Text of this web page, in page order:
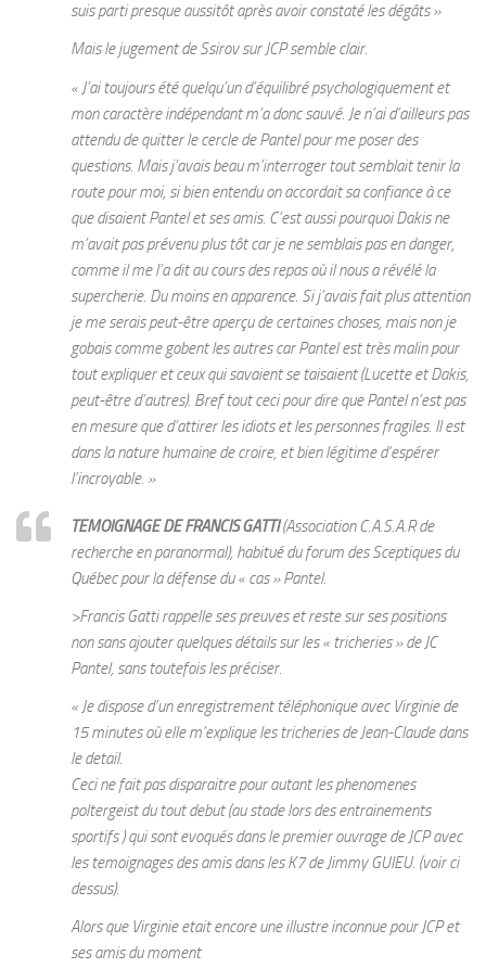
suis parti presque aussitôt après avoir constaté les dégâts »
Mais le jugement de Ssirov sur JCP semble clair.
« J’ai toujours été quelqu’un d’équilibré psychologiquement et
mon caractère indépendant m’a donc sauvé. Je n’ai d’ailleurs pas
attendu de quitter le cercle de Pantel pour me poser des
questions. Mais j’avais beau m’interroger tout semblait tenir la
route pour moi, si bien entendu on accordait sa confiance à ce
que disaient Pantel et ses amis. C’est aussi pourquoi Dakis ne
m’avait pas prévenu plus tôt car je ne semblais pas en danger,
comme il me l’a dit au cours des repas où il nous a révélé la
supercherie. Du moins en apparence. Si j’avais fait plus attention
je me serais peut-être aperçu de certaines choses, mais non je
gobais comme gobent les autres car Pantel est très malin pour
tout expliquer et ceux qui savaient se taisaient (Lucette et Dakis,
peut-être d’autres). Bref tout ceci pour dire que Pantel n’est pas
en mesure que d’attirer les idiots et les personnes fragiles. Il est
dans la nature humaine de croire, et bien légitime d’espérer
l’incroyable. »
TEMOIGNAGE DE FRANCIS GATTI(Association C.A.S.A.R de
recherche en paranormal), habitué du forum des Sceptiques du
Québec pour la défense du « cas » Pantel.
>Francis Gatti rappelle ses preuves et reste sur ses positions
non sans ajouter quelques détails sur les « tricheries » de JC
Pantel, sans toutefois les préciser.
« Je dispose d’un enregistrement téléphonique avec Virginie de
15 minutes où elle m’explique les tricheries de Jean-Claude dans
le detail.
Ceci ne fait pas disparaitre pour autant les phenomenes
poltergeist du tout debut (au stade lors des entrainements
sportifs ) qui sont evoqués dans le premier ouvrage de JCP avec
les temoignages des amis dans les K7 de Jimmy GUIEU. (voir ci
dessus).
Alors que Virginie etait encore une illustre inconnue pour JCP et
ses amis du moment